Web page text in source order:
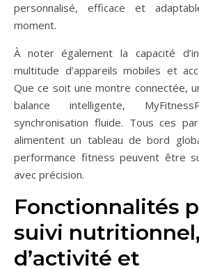
personnalisé, efficace et
moment.
À noter également la capacité
multitude d’appareils mobiles et
Que ce soit une montre connectée,
balance intelligente,
synchronisation fluide. Tous ces
alimentent un tableau de bord
performance fitness peuvent être
avec précision.
Fonctionnalités
suivi
d’activité et